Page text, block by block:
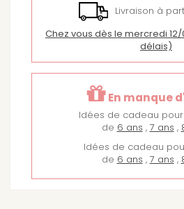
Livraison à
Chez vous dès le mercredi
délais)
En manque
Idées de cadeau
de 6 ans , 7 ans ,
Idées de cadeau
de 6 ans , 7 ans ,